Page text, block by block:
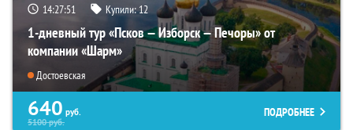
14:27:50 Купили:12
1-дневный тур «Псков — Изборск — Печоры» от
компании «Шарм»
Достоевская
640 руб.
5100руб.
ПОДРОБНЕЕ